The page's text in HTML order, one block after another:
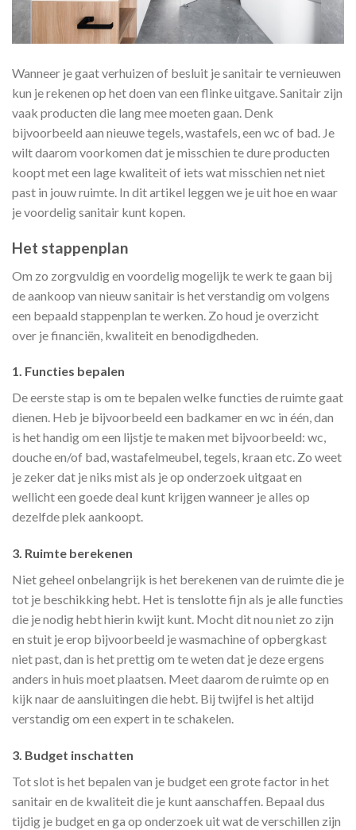
Wanneer je gaat verhuizen of besluit je sanitair te vernieuwen
kun je rekenen op het doen van een flinke uitgave. Sanitair zijn
vaak producten die lang mee moeten gaan. Denk
bijvoorbeeld aan nieuwe tegels, wastafels, een wc of bad. Je
wilt daarom voorkomen dat je misschien te dure producten
koopt met een lage kwaliteit of iets wat misschien net niet
past in jouw ruimte. In dit artikel leggen we je uit hoe en waar
je voordelig sanitair kunt kopen.
Het stappenplan
Om zo zorgvuldig en voordelig mogelijk te werk te gaan bij
de aankoop van nieuw sanitair is het verstandig om volgens
een bepaald stappenplan te werken. Zo houd je overzicht
over je financiën, kwaliteit en benodigdheden.
1. Functies bepalen
De eerste stap is om te bepalen welke functies de ruimte gaat
dienen. Heb je bijvoorbeeld een badkamer en wc in één, dan
is het handig om een lijstje te maken met bijvoorbeeld: wc,
douche en/of bad, wastafelmeubel, tegels, kraan etc. Zo weet
je zeker dat je niks mist als je op onderzoek uitgaat en
wellicht een goede deal kunt krijgen wanneer je alles op
dezelfde plek aankoopt.
3. Ruimte berekenen
Niet geheel onbelangrijk is het berekenen van de ruimte die je
tot je beschikking hebt. Het is tenslotte fijn als je alle functies
die je nodig hebt hierin kwijt kunt. Mocht dit nou niet zo zijn
en stuit je erop bijvoorbeeld je wasmachine of opbergkast
niet past, dan is het prettig om te weten dat je deze ergens
anders in huis moet plaatsen. Meet daarom de ruimte op en
kijk naar de aansluitingen die hebt. Bij twijfel is het altijd
verstandig om een expert in te schakelen.
3. Budget inschatten
Tot slot is het bepalen van je budget een grote factor in het
sanitair en de kwaliteit die je kunt aanschaffen. Bepaal dus
tijdig je budget en ga op onderzoek uit wat de verschillen zijn